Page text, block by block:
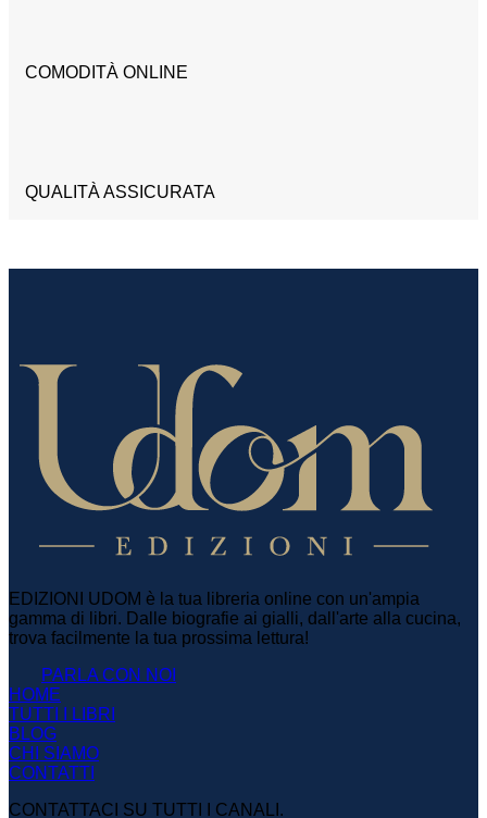
COMODITÀ ONLINE
QUALITÀ ASSICURATA
EDIZIONI UDOM è la tua libreria online con un'ampia
gamma di libri. Dalle biografie ai gialli, dall'arte alla cucina,
trova facilmente la tua prossima lettura!
PARLA CON NOI
HOME
TUTTI I LIBRI
BLOG
CHI SIAMO
CONTATTI
CONTATTACI SU TUTTI I CANALI.